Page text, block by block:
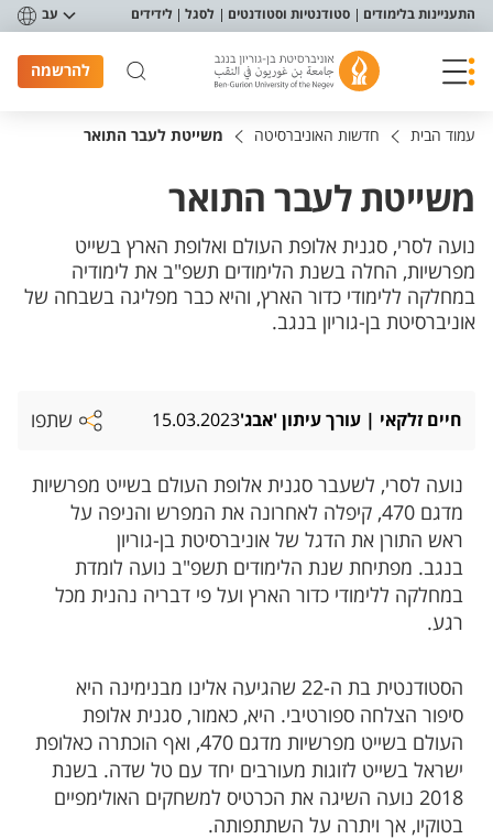
תפריט נגישות
התעניינות בלימודים סטודנטיות וסטודנטים לסגל לידידים עב
להרשמה
עמוד הבית חדשות האוניברסיטה משייטת לעבר התואר
משייטת לעבר התואר
נועה לסרי, סגנית אלופת העולם ואלופת הארץ בשייט
מפרשיות, החלה בשנת הלימודים תשפ"ב את לימודיה
במחלקה ללימודי כדור הארץ, והיא כבר מפליגה בשבחה של
אוניברסיטת בן-גוריון בנגב.
חיים זלקאי | עורך עיתון 'אבג'15.03.2023 שתפו
נועה לסרי, לשעבר סגנית אלופת העולם בשייט מפרשיות
מדגם 470, קיפלה לאחרונה את המפרש והניפה על
ראש התורן את הדגל של אוניברסיטת בן-גוריון
בנגב. מפתיחת שנת הלימודים תשפ"ב נועה לומדת
במחלקה ללימודי כדור הארץ ועל פי דבריה נהנית מכל
רגע.
הסטודנטית בת ה-22 שהגיעה אלינו מבנימינה היא
סיפור הצלחה ספורטיבי. היא, כאמור, סגנית אלופת
העולם בשייט מפרשיות מדגם 470, ואף הוכתרה כאלופת
ישראל בשייט לזוגות מעורבים יחד עם טל שדה. בשנת
2018 נועה השיגה את הכרטיס למשחקים האולימפיים
בטוקיו, אך ויתרה על השתתפותה.